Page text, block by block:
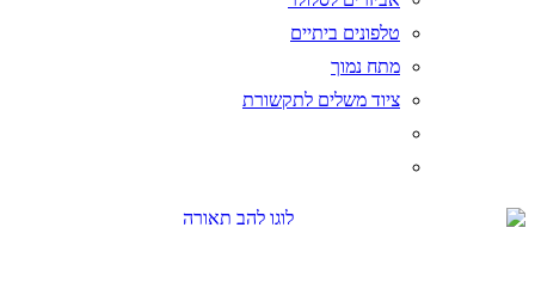
טלפונים ביתיים
מתח נמוך
ציוד משלים לתקשורת